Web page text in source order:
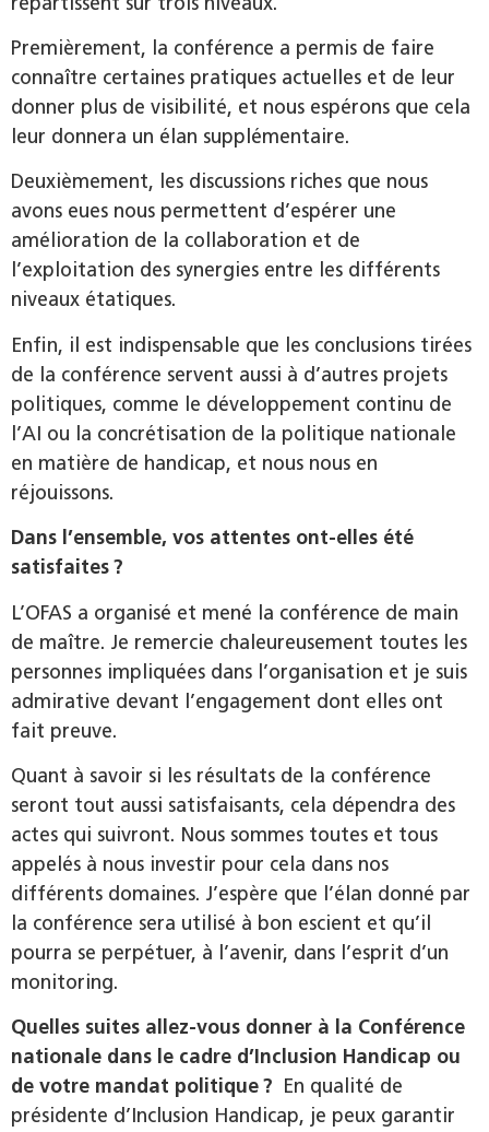
Premièrement, la conférence a permis de faire
connaître certaines pratiques actuelles et de leur
donner plus de visibilité, et nous espérons que cela
leur donnera un élan supplémentaire.
Deuxièmement, les discussions riches que nous
avons eues nous permettent d’espérer une
amélioration de la collaboration et de
l’exploitation des synergies entre les différents
niveaux étatiques.
Enfin, il est indispensable que les conclusions tirées
de la conférence servent aussi à d’autres projets
politiques, comme le développement continu de
l’AI ou la concrétisation de la politique nationale
en matière de handicap, et nous nous en
réjouissons.
Dans l’ensemble, vos attentes ont-elles été
satisfaites ?
L’OFAS a organisé et mené la conférence de main
de maître. Je remercie chaleureusement toutes les
personnes impliquées dans l’organisation et je suis
admirative devant l’engagement dont elles ont
fait preuve.
Quant à savoir si les résultats de la conférence
seront tout aussi satisfaisants, cela dépendra des
actes qui suivront. Nous sommes toutes et tous
appelés à nous investir pour cela dans nos
différents domaines. J’espère que l’élan donné par
la conférence sera utilisé à bon escient et qu’il
pourra se perpétuer, à l’avenir, dans l’esprit d’un
monitoring.
Quelles suites allez-vous donner à la Conférence
nationale dans le cadre d’Inclusion Handicap ou
de votre mandat politique ? En qualité de
présidente d’Inclusion Handicap, je peux garantir